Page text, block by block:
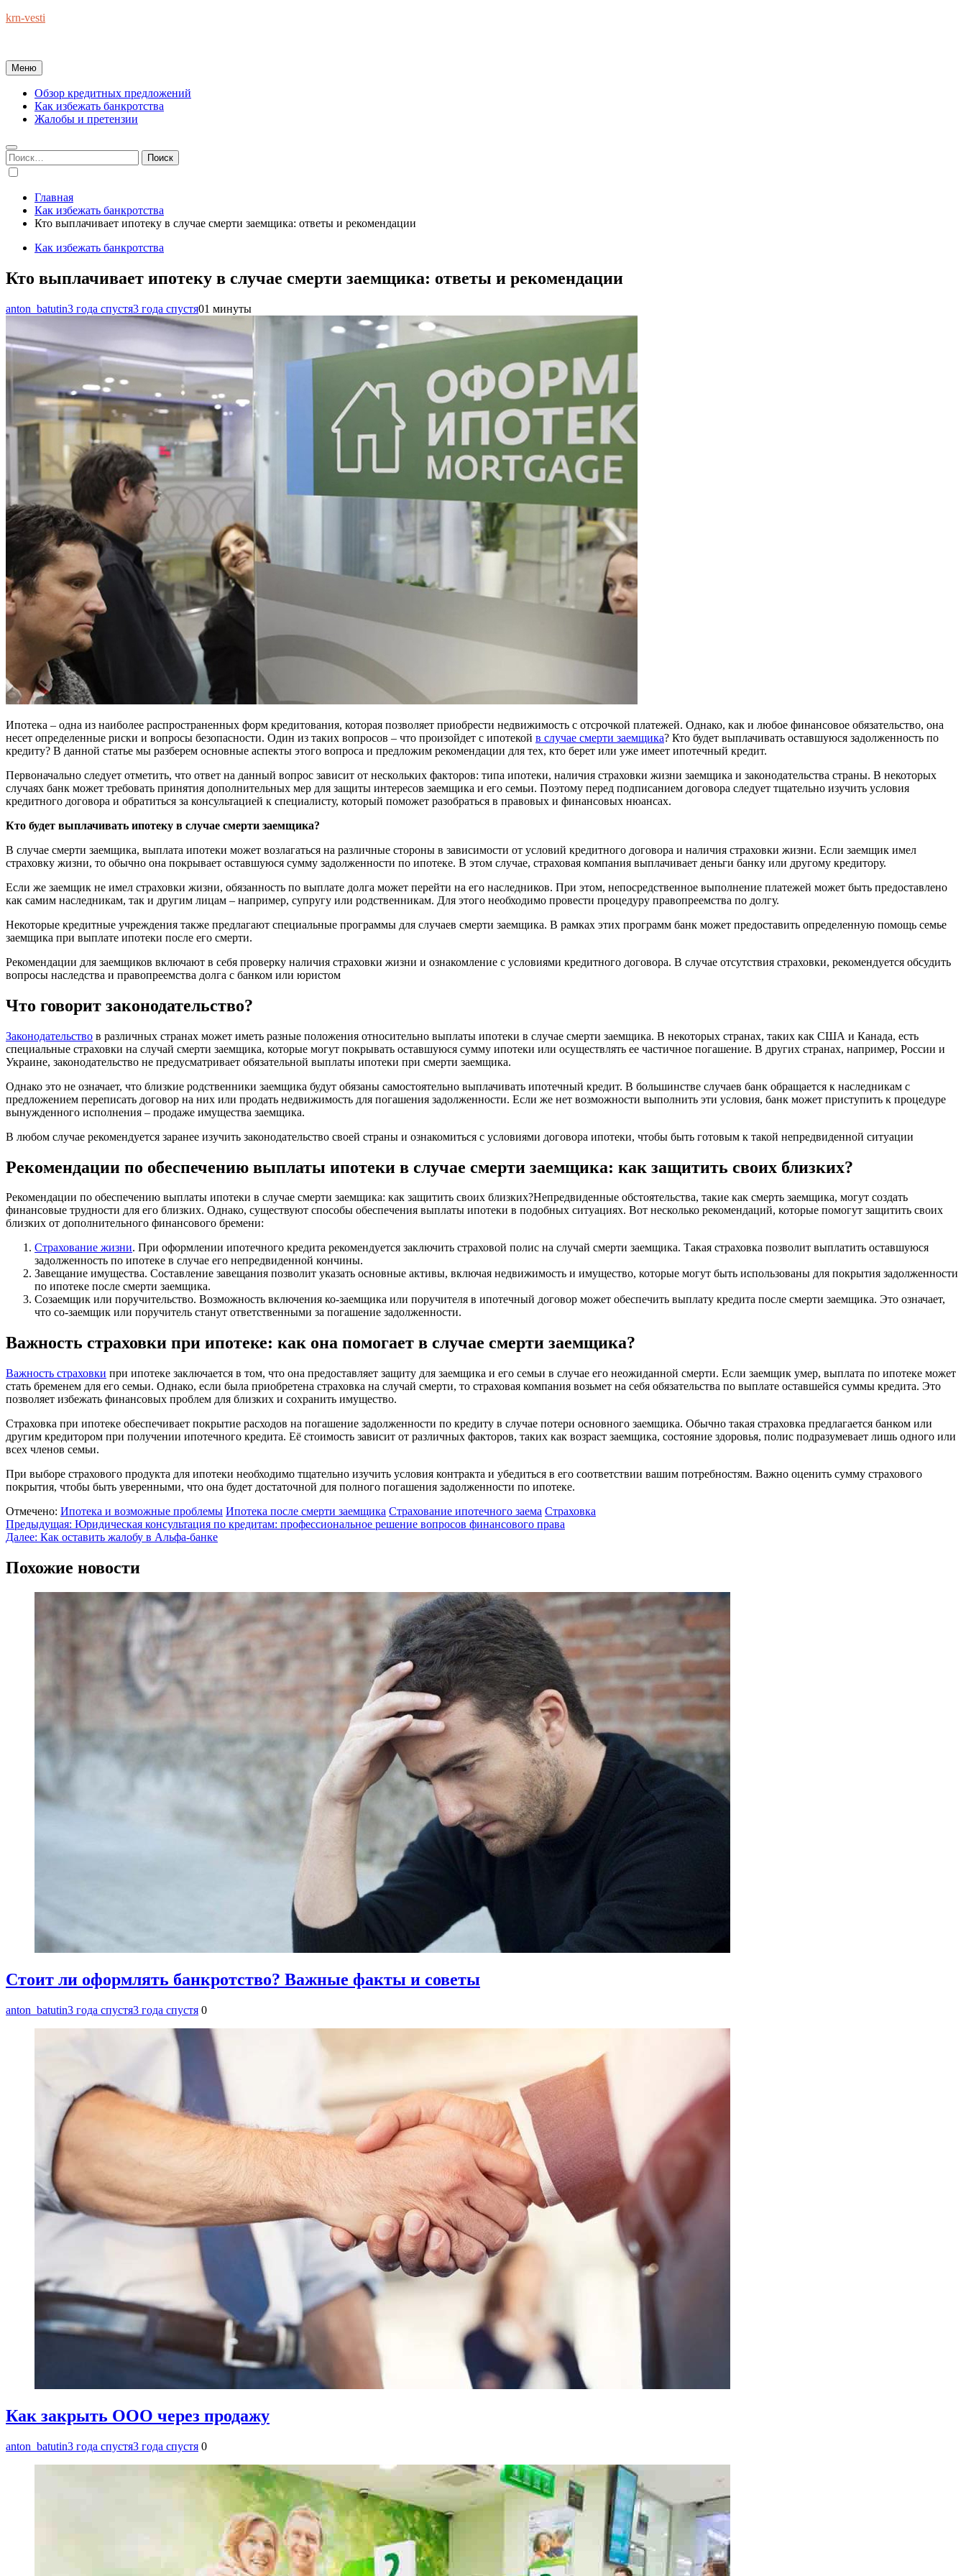
Перейти
krn-vesti
Меню
Обзор кредитных предложений
Как избежать банкротства
Жалобы и претензии
Найти:
Главная
Как избежать банкротства
Кто выплачивает ипотеку в случае смерти заемщика: ответы и рекомендации
Как избежать банкротства
Кто выплачивает ипотеку в случае смерти заемщика: ответы и рекомендации
anton_batutin3 года спустя3 года спустя01 минуты
Ипотека – одна из наиболее распространенных форм кредитования, которая позволяет приобрести недвижимость с отсрочкой платежей. Однако, как и любое финансовое обязательство, она
несет определенные риски и вопросы безопасности. Один из таких вопросов – что произойдет с ипотекой в случае смерти заемщика? Кто будет выплачивать оставшуюся задолженность по
кредиту? В данной статье мы разберем основные аспекты этого вопроса и предложим рекомендации для тех, кто берет или уже имеет ипотечный кредит.
Первоначально следует отметить, что ответ на данный вопрос зависит от нескольких факторов: типа ипотеки, наличия страховки жизни заемщика и законодательства страны. В некоторых
случаях банк может требовать принятия дополнительных мер для защиты интересов заемщика и его семьи. Поэтому перед подписанием договора следует тщательно изучить условия
кредитного договора и обратиться за консультацией к специалисту, который поможет разобраться в правовых и финансовых нюансах.
Кто будет выплачивать ипотеку в случае смерти заемщика?
В случае смерти заемщика, выплата ипотеки может возлагаться на различные стороны в зависимости от условий кредитного договора и наличия страховки жизни. Если заемщик имел
страховку жизни, то обычно она покрывает оставшуюся сумму задолженности по ипотеке. В этом случае, страховая компания выплачивает деньги банку или другому кредитору.
Если же заемщик не имел страховки жизни, обязанность по выплате долга может перейти на его наследников. При этом, непосредственное выполнение платежей может быть предоставлено
как самим наследникам, так и другим лицам – например, супругу или родственникам. Для этого необходимо провести процедуру правопреемства по долгу.
Некоторые кредитные учреждения также предлагают специальные программы для случаев смерти заемщика. В рамках этих программ банк может предоставить определенную помощь семье
заемщика при выплате ипотеки после его смерти.
Рекомендации для заемщиков включают в себя проверку наличия страховки жизни и ознакомление с условиями кредитного договора. В случае отсутствия страховки, рекомендуется обсудить
вопросы наследства и правопреемства долга с банком или юристом
Что говорит законодательство?
Законодательство в различных странах может иметь разные положения относительно выплаты ипотеки в случае смерти заемщика. В некоторых странах, таких как США и Канада, есть
специальные страховки на случай смерти заемщика, которые могут покрывать оставшуюся сумму ипотеки или осуществлять ее частичное погашение. В других странах, например, России и
Украине, законодательство не предусматривает обязательной выплаты ипотеки при смерти заемщика.
Однако это не означает, что близкие родственники заемщика будут обязаны самостоятельно выплачивать ипотечный кредит. В большинстве случаев банк обращается к наследникам с
предложением переписать договор на них или продать недвижимость для погашения задолженности. Если же нет возможности выполнить эти условия, банк может приступить к процедуре
вынужденного исполнения – продаже имущества заемщика.
В любом случае рекомендуется заранее изучить законодательство своей страны и ознакомиться с условиями договора ипотеки, чтобы быть готовым к такой непредвиденной ситуации
Рекомендации по обеспечению выплаты ипотеки в случае смерти заемщика: как защитить своих близких?
Рекомендации по обеспечению выплаты ипотеки в случае смерти заемщика: как защитить своих близких?Непредвиденные обстоятельства, такие как смерть заемщика, могут создать
финансовые трудности для его близких. Однако, существуют способы обеспечения выплаты ипотеки в подобных ситуациях. Вот несколько рекомендаций, которые помогут защитить своих
близких от дополнительного финансового бремени:
Страхование жизни. При оформлении ипотечного кредита рекомендуется заключить страховой полис на случай смерти заемщика. Такая страховка позволит выплатить оставшуюся
задолженность по ипотеке в случае его непредвиденной кончины.
Завещание имущества. Составление завещания позволит указать основные активы, включая недвижимость и имущество, которые могут быть использованы для покрытия задолженности
по ипотеке после смерти заемщика.
Созаемщик или поручительство. Возможность включения ко-заемщика или поручителя в ипотечный договор может обеспечить выплату кредита после смерти заемщика. Это означает,
что со-заемщик или поручитель станут ответственными за погашение задолженности.
Важность страховки при ипотеке: как она помогает в случае смерти заемщика?
Важность страховки при ипотеке заключается в том, что она предоставляет защиту для заемщика и его семьи в случае его неожиданной смерти. Если заемщик умер, выплата по ипотеке может
стать бременем для его семьи. Однако, если была приобретена страховка на случай смерти, то страховая компания возьмет на себя обязательства по выплате оставшейся суммы кредита. Это
позволяет избежать финансовых проблем для близких и сохранить имущество.
Страховка при ипотеке обеспечивает покрытие расходов на погашение задолженности по кредиту в случае потери основного заемщика. Обычно такая страховка предлагается банком или
другим кредитором при получении ипотечного кредита. Её стоимость зависит от различных факторов, таких как возраст заемщика, состояние здоровья, полис подразумевает лишь одного или
всех членов семьи.
При выборе страхового продукта для ипотеки необходимо тщательно изучить условия контракта и убедиться в его соответствии вашим потребностям. Важно оценить сумму страхового
покрытия, чтобы быть уверенными, что она будет достаточной для полного погашения задолженности по ипотеке.
Отмечено: Ипотека и возможные проблемы Ипотека после смерти заемщика Страхование ипотечного заема Страховка
Навигация
по
записям
Предыдущая: Юридическая консультация по кредитам: профессиональное решение вопросов финансового права
Далее: Как оставить жалобу в Альфа-банке
Похожие новости
Стоит ли оформлять банкротство? Важные факты и советы
anton_batutin3 года спустя3 года спустя 0
Как закрыть ООО через продажу
anton_batutin3 года спустя3 года спустя 0